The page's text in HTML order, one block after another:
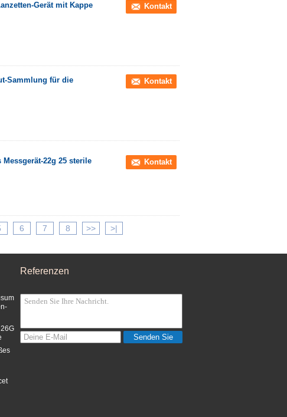
Gerät mit Kappe
Kontakt
Sammlung für die
Kontakt
22g 25 sterile Kontakt
6 7 8 >> >|
Referenzen
Senden Sie